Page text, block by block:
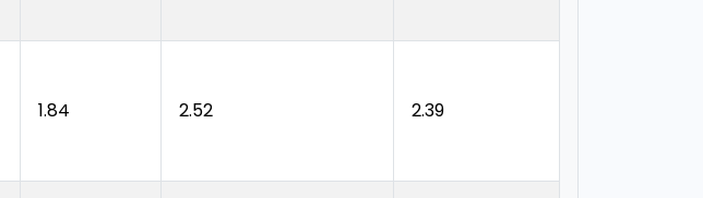
1.84 2.52 2.39